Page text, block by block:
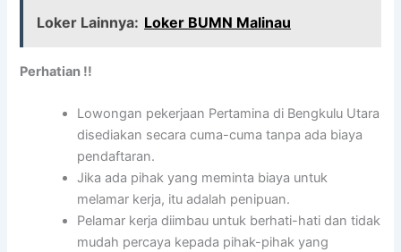
Loker Lainnya: Loker BUMN Malinau
Perhatian !!
Lowongan pekerjaan Pertamina di Bengkulu Utara
disediakan secara cuma-cuma tanpa ada biaya
pendaftaran.
Jika ada pihak yang meminta biaya untuk
melamar kerja, itu adalah penipuan.
Pelamar kerja diimbau untuk berhati-hati dan tidak
mudah percaya kepada pihak-pihak yang